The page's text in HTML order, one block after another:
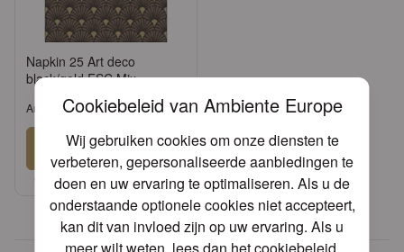
Cookiebeleid van Ambiente Europe
Wij gebruiken cookies om onze diensten te
verbeteren, gepersonaliseerde aanbiedingen te
doen en uw ervaring te optimaliseren. Als u de
onderstaande optionele cookies niet accepteert,
kan dit van invloed zijn op uw ervaring. Als u
meer wilt weten, lees dan hetcookiebeleid.
Napkin 25 Art deco
black/gold FSC Mix
Artikel: 12513730
Aanmelden
Vraag een account aan